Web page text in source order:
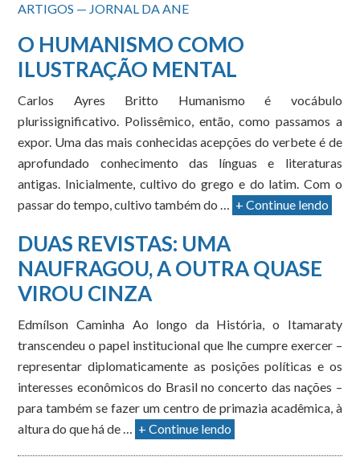
ARTIGOS — JORNAL DA ANE
O HUMANISMO COMO
ILUSTRAÇÃO MENTAL
Carlos Ayres Britto Humanismo é vocábulo
plurissignificativo. Polissêmico, então, como passamos a
expor. Uma das mais conhecidas acepções do verbete é de
aprofundado conhecimento das línguas e literaturas
antigas. Inicialmente, cultivo do grego e do latim. Com o
passar do tempo, cultivo também do … + Continue lendo
DUAS REVISTAS: UMA
NAUFRAGOU, A OUTRA QUASE
VIROU CINZA
Edmílson Caminha Ao longo da História, o Itamaraty
transcendeu o papel institucional que lhe cumpre exercer –
representar diplomaticamente as posições políticas e os
interesses econômicos do Brasil no concerto das nações –
para também se fazer um centro de primazia acadêmica, à
altura do que há de … + Continue lendo